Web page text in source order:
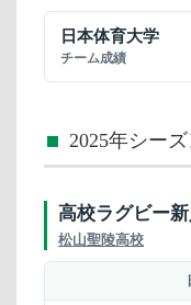
日本体育大学
チーム成績
2025年シー
高校ラグビー
松山聖陵高校